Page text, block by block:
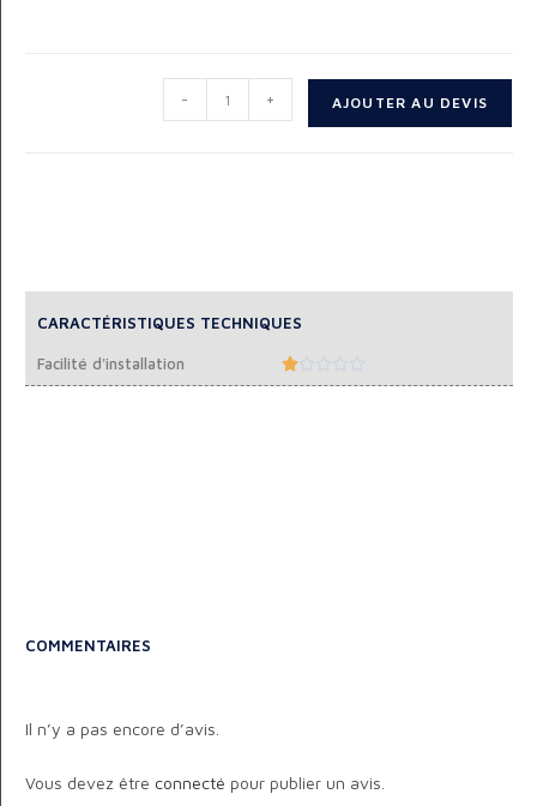
- + AJOUTER AU DEVIS
CARACTÉRISTIQUES TECHNIQUES
Facilité d'installation 
COMMENTAIRES
Il n’y a pas encore d’avis.
Vous devez être connecté pour publier un avis.